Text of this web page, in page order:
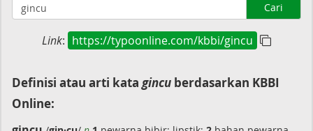
Cari
Link: https://typoonline.com/kbbi/gincu
Definisi atau arti kata gincu berdasarkan KBBI
Online: